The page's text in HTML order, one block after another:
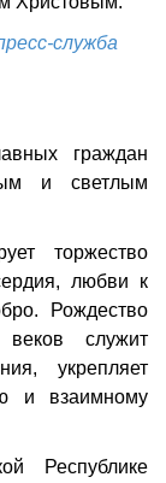
служба
граждан
и светлым
торжество
любви к
Рождество
служит
укрепляет
и взаимному
Республике